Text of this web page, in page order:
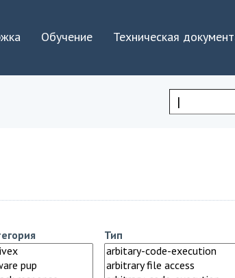
Обучение Техническая
Форма
Тип